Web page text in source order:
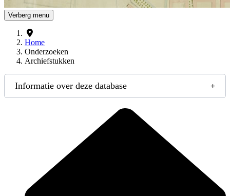
Verberg menu
Home
Onderzoeken
Archiefstukken
Informatie over deze database